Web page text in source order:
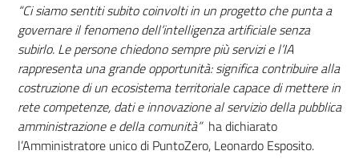
“Ci siamo sentiti subito coinvolti in un progetto che punta a
governare il fenomeno dell’intelligenza artificiale senza
subirlo. Le persone chiedono sempre più servizi e l’IA
rappresenta una grande opportunità: significa contribuire alla
costruzione di un ecosistema territoriale capace di mettere in
rete competenze, dati e innovazione al servizio della pubblica
amministrazione e della comunità”ha dichiarato
l’Amministratore unico di PuntoZero, Leonardo Esposito.